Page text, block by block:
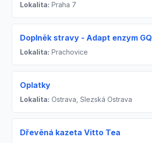
Lokalita: Praha 7
Doplněk stravy - Adapt enzym GQ
Lokalita: Prachovice
Oplatky
Lokalita: Ostrava, Slezská Ostrava
Dřevěná kazeta Vitto Tea